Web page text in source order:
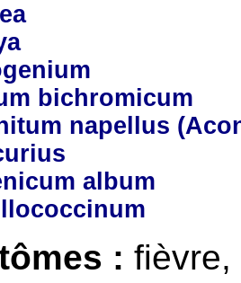
bichromicum
napellus
album
: fièvre,